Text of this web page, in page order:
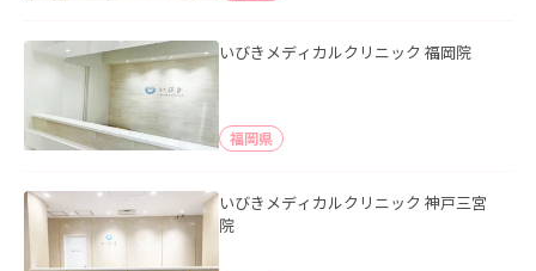
いびきメディカルクリニック 福岡院
福岡県
いびきメディカルクリニック 神戸三宮
院